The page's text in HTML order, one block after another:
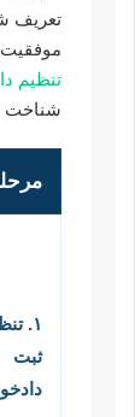
تعریف
موفقیت
تنظیم
شناخت
۱.
ثبت